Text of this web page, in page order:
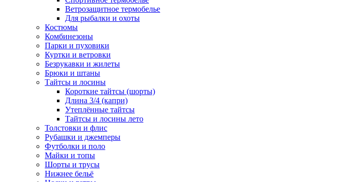
Ветрозащитное термобелье
Для рыбалки и охоты
Костюмы
Комбинезоны
Парки и пуховики
Куртки и ветровки
Безрукавки и жилеты
Брюки и штаны
Тайтсы и лосины
Короткие тайтсы (шорты)
Длина 3/4 (капри)
Утеплённые тайтсы
Тайтсы и лосины лето
Толстовки и флис
Рубашки и джемперы
Футболки и поло
Майки и топы
Шорты и трусы
Нижнее бельё